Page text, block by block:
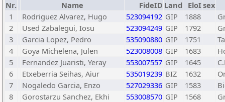
Nr. Name FideID Land EloIsex
1
Rodriguez Alvarez, Hugo 523094192 GIP 1888
2
Used Zabalegui, Iosu 523094249 GIP 1792
3
Garcia Lopez, Pedro 535090880 GIP 1751
4
Goya Michelena, Julen 523008008 GIP 1683
5
Fernandez Juaristi, Yeray 553007557 GIP 1645
6
Etxeberria Seihas, Aiur 535019239 BIZ 1632
7
Nogaledo Garcia, Enzo 527029336 GIP 1583
8
Gorostarzu Sanchez, Ekhi 553008570 GIP 1568